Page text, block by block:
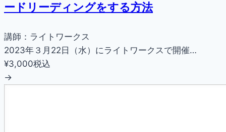
ードリーディングをする方法
講師：ライトワークス
2023年３月22日（水）にライトワークスで開催…
¥3,000税込
→